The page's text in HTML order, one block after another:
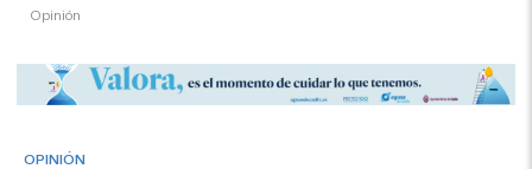
Opinión
OPINIÓN